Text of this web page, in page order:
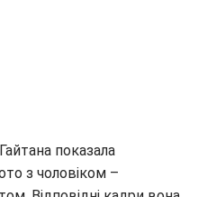
показала
з чоловіком –